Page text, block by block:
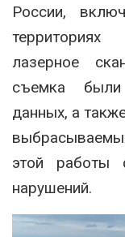
России,
лазерное
съемка
данных, а
этой работы
нарушений.
Видеоплеер